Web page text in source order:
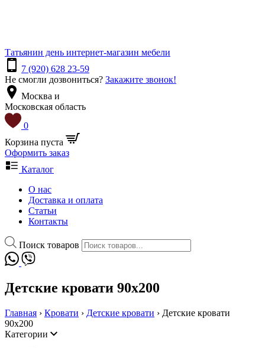
Татьянин день интернет-магазин мебели
7 (920) 628 23-59
Не смогли дозвониться? Закажите звонок!
Москва и
Московская область
0
Корзина пуста
Оформить заказ
Каталог
О нас
Доставка и оплата
Статьи
Контакты
Поиск товаров
Детские кровати 90х200
Главная › Кровати › Детские кровати › Детские кровати
90х200
Категории